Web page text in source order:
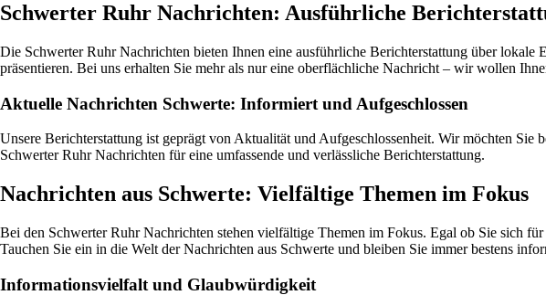
Schwerter Ruhr Nachrichten: Ausführliche
Die Schwerter Ruhr Nachrichten bieten Ihnen eine ausführliche Berichterstattung über
präsentieren. Bei uns erhalten Sie mehr als nur eine oberflächliche Nachricht – wir wollen
Aktuelle Nachrichten Schwerte: Informiert und Aufgeschlossen
Unsere Berichterstattung ist geprägt von Aktualität und Aufgeschlossenheit. Wir möchten
Schwerter Ruhr Nachrichten für eine umfassende und verlässliche Berichterstattung.
Nachrichten aus Schwerte: Vielfältige Themen im Fokus
Bei den Schwerter Ruhr Nachrichten stehen vielfältige Themen im Fokus. Egal ob Sie sich
Tauchen Sie ein in die Welt der Nachrichten aus Schwerte und bleiben Sie immer bestens
Informationsvielfalt und Glaubwürdigkeit